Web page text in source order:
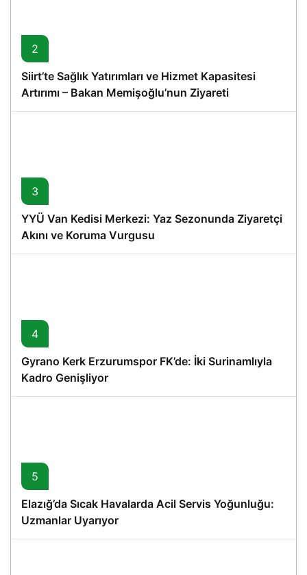
2
Siirt’te Sağlık Yatırımları ve Hizmet Kapasitesi
Artırımı – Bakan Memişoğlu’nun Ziyareti
3
YYÜ Van Kedisi Merkezi: Yaz Sezonunda Ziyaretçi
Akını ve Koruma Vurgusu
4
Gyrano Kerk Erzurumspor FK’de: İki Surinamlıyla
Kadro Genişliyor
5
Elazığ’da Sıcak Havalarda Acil Servis Yoğunluğu:
Uzmanlar Uyarıyor